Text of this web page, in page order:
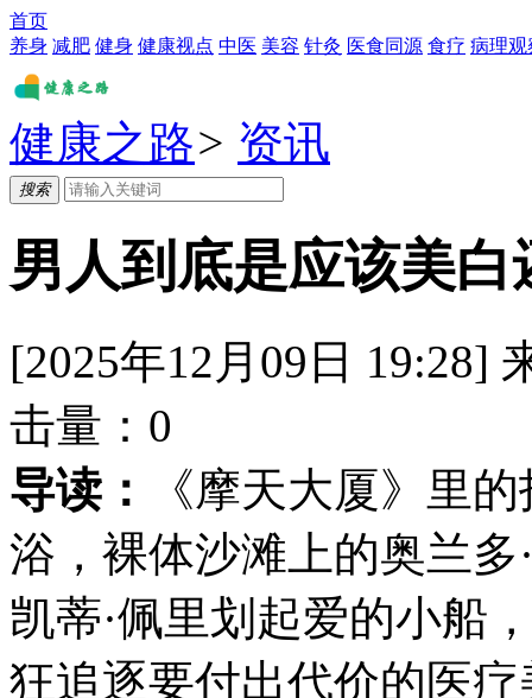
首页
养身 减肥 健身 健康视点 中医 美容 针灸 医食同源 食疗 病理观
健康之路> 资讯
搜索
男人到底是应该美白
[2025年12月09日 19:28]
击量： 0
导读：
《摩天大厦》里
浴，裸体沙滩上的奥兰
凯蒂·佩里划起爱的小船
狂追逐要付出代价的医